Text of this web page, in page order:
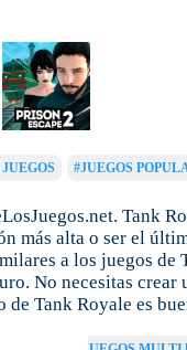
#JUEGOS
Tank
más alta o ser el
a los juegos
No necesitas
de Tank Royale es